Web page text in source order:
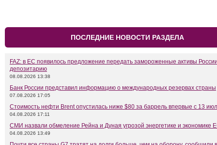
ПОСЛЕДНИЕ НОВОСТИ РАЗДЕЛА
FAZ: в ЕС появилось предложение передать замороженные активы
депозитарию
08.08.2026 13:38
Банк России представил информацию о международных резервах страны
07.08.2026 17:05
Стоимость нефти Brent опустилась ниже $80 за баррель впервые с 13
04.08.2026 17:11
СМИ назвали обмеление Рейна и Дуная угрозой энергетике и экономике
04.08.2026 13:49